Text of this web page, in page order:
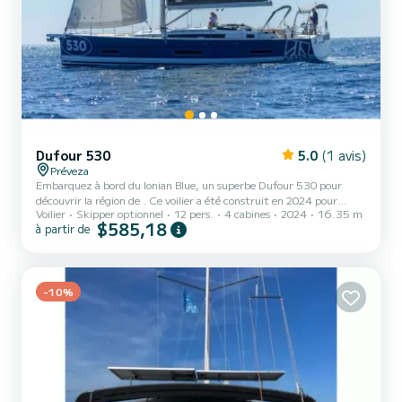
Dufour 530 5.0 (1 avis)
Préveza
Embarquez à bord du Ionian Blue, un superbe Dufour 530 pour
découvrir la région de . Ce voilier a été construit en 2024 pour
assurer un confort et des performances en mer absolus. Le bateau
dispose de 5 cabines entièrement équipées et d'une capacité de 10
avec douche Il dispose des équ...
Voilier Skipper optionnel 12 pers. 4 cabines 2024 16.35 m
à partir de $585,18
-10%